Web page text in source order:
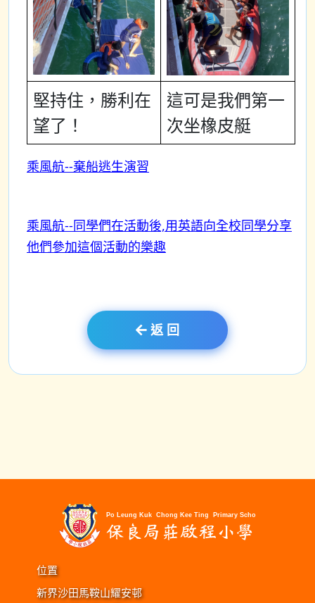
堅持住，勝利在
望了！
這可是我們第一
次坐橡皮艇
乘風航--棄船逃生演習
乘風航--同學們在活動後,用英語向全校同學分享
他們參加這個活動的樂趣
返 回
位置
新界沙田馬鞍山耀安邨